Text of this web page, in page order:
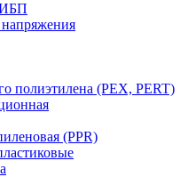
ИБП
полиэтилена (PEX, PERT)
(PPR)